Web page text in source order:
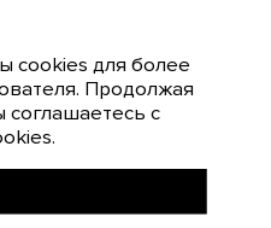
cookies для более
Продолжая
соглашаетесь с